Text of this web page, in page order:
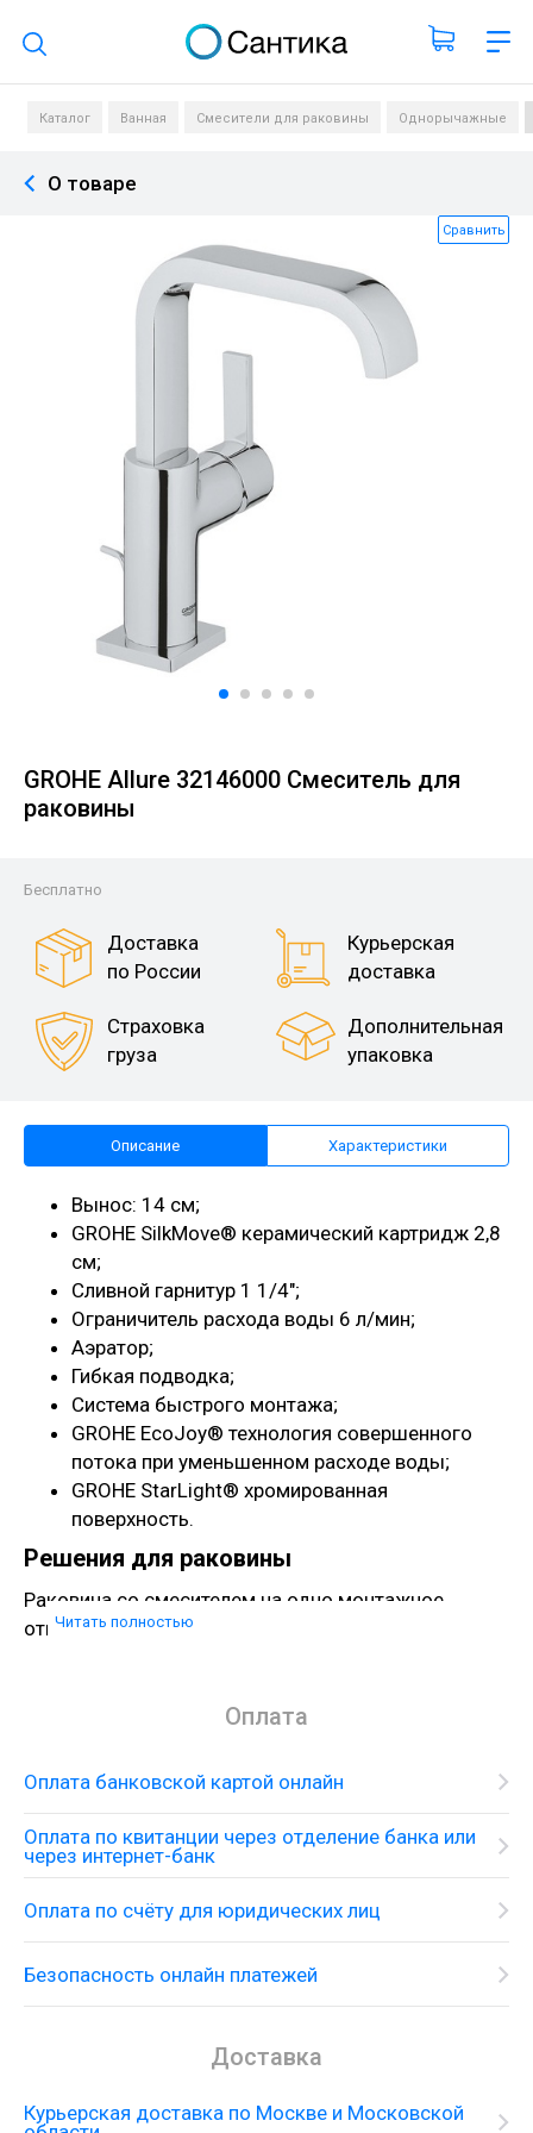
Поиск по каталогу
Каталог Ванная Смесители для раковины Однорычажные
О товаре
Сравнить
GROHE Allure 32146000 Смеситель для
раковины
Бесплатно
Доставка
по России
Курьерская
доставка
Страховка
груза
Дополнительная
упаковка
Описание Характеристики
Вынос: 14 см;
GROHE SilkMove® керамический картридж 2,8
см;
Сливной гарнитур 1 1/4";
Ограничитель расхода воды 6 л/мин;
Аэратор;
Гибкая подводка;
Система быстрого монтажа;
GROHE EcoJoy® технология совершенного
потока при уменьшенном расходе воды;
GROHE StarLight® хромированная
поверхность.
Решения для раковины
Раковина со смесителем на одно монтажное
отверстие и принадлежностями
Читать полностью
Оплата
Оплата банковской картой онлайн
Оплата по квитанции через отделение банка или
через интернет-банк
Оплата по счёту для юридических лиц
Безопасность онлайн платежей
Доставка
Курьерская доставка по Москве и Московской